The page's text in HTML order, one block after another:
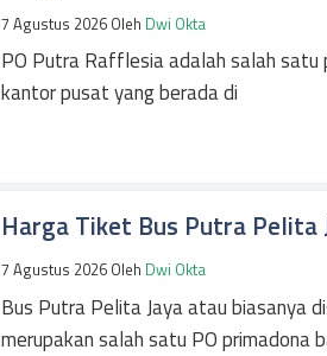
7 Agustus 2026 Oleh Dwi Okta
PO Putra Rafflesia adalah salah satu
kantor pusat yang berada di
Harga Tiket Bus Putra Pelita
7 Agustus 2026 Oleh Dwi Okta
Bus Putra Pelita Jaya atau biasanya
merupakan salah satu PO primadona